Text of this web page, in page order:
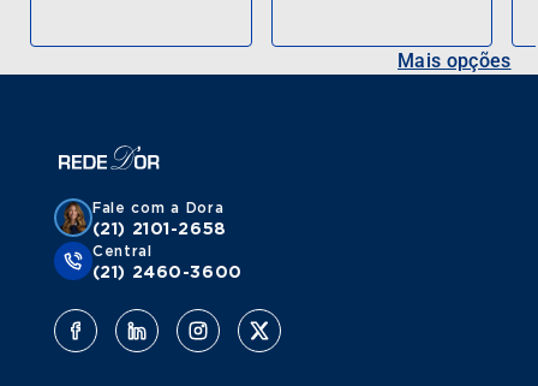
Mais opções
Fale com a Dora
(21) 2101-2658
Central
(21) 2460-3600